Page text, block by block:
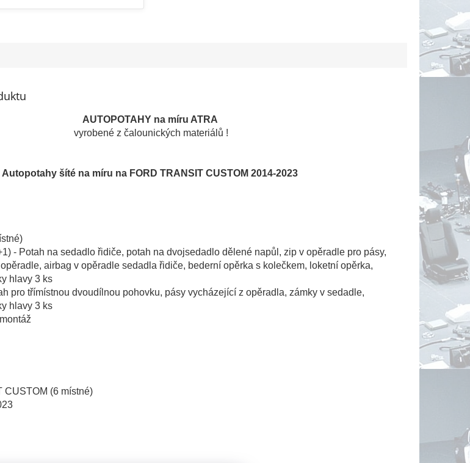
AUTOPOTAHY na míru ATRA
vyrobené z čalounických materiálů !
Autopotahy šíté na míru na FORD TRANSIT CUSTOM 2014-2023
- Potah na sedadlo řidiče, potah na dvojsedadlo dělené napůl, zip v opěradle pro pásy,
airbag v opěradle sedadla řidiče, bederní opěrka s kolečkem, loketní opěrka,
hlavy 3 ks
pro třímístnou dvoudílnou pohovku, pásy vycházející z opěradla, zámky v sedadle,
hlavy 3 ks
CUSTOM (6 místné)